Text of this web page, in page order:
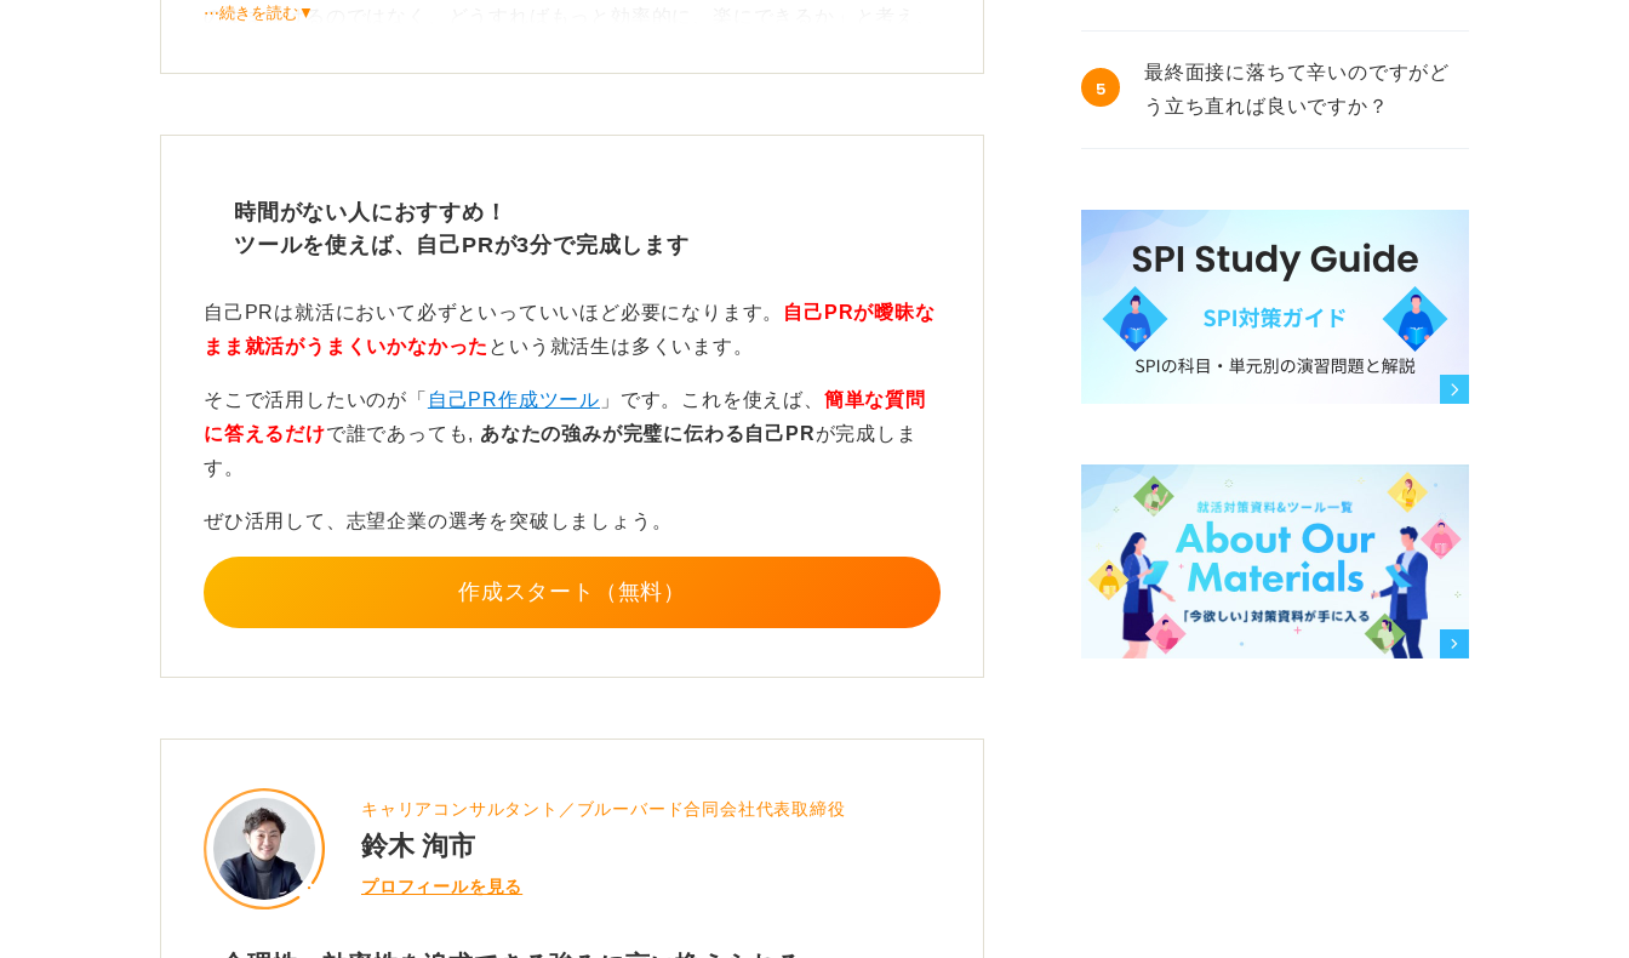
のまま続けるのではなく、どうすればもっと効率的に、楽にできるか」と考え、
たとえば、アルバイト先で手間がかかっていた引き継ぎ業務を、「もっと簡単に
ピソードがあれば、それは業務改善の実績としてアピールできます。
手間を省きたいという思いから、現状をより良くするための工夫や具体的な行動
底力や短期集中力も強みかも！ 別角度からも分析し結果を整理しよ
う
また、質問のなかで「宿題をギリギリまで溜め込んだ」というエピソードにも触
かかる」という行動の裏には、もしかすると追い込まれたときの底力や、短期間
で高い集中力を発揮できる特性が隠れているのかもしれません。
あれば、そういった点も強みとして話せる可能性があります。
自身の特性を多角的に分析し、それがどのようなポジティブな行動や結果につな
がっているのかを探ってみてください。
1
⋯続きを読む▼
時間がない人におすすめ！
ツールを使えば、自己PRが3分で完成します
自己PRは就活において必ずといっていいほど必要になります。
自己PRが曖昧な
まま就活がうまくいかなかった という就活生は多くいます。
そこで活用したいのが「 自己PR作成ツール 」です。これを使えば、 簡単な質問
に答えるだけで誰であっても, あなたの強みが完璧に伝わる自己PRが完成しま
す。
ぜひ活用して、志望企業の選考を突破しましょう。
作成スタート（無料）
キャリアコンサルタント／ブルーバード合同会社代表取締役
鈴木 洵市
プロフィールを見る
5
最終面接に落ちて辛いのですがど
う立ち直れば良いですか？